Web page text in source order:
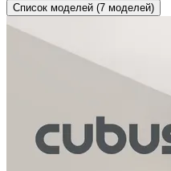
Список моделей (7 моделей)